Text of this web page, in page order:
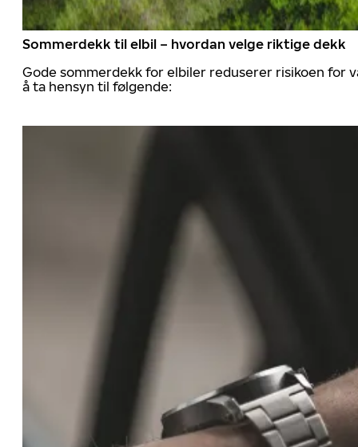
Sommerdekk til elbil – hvordan velge riktige dekk
Gode sommerdekk for elbiler reduserer risikoen for
å ta hensyn til følgende: